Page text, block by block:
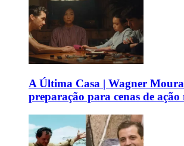
A Última Casa | Wagner
preparação para cenas de